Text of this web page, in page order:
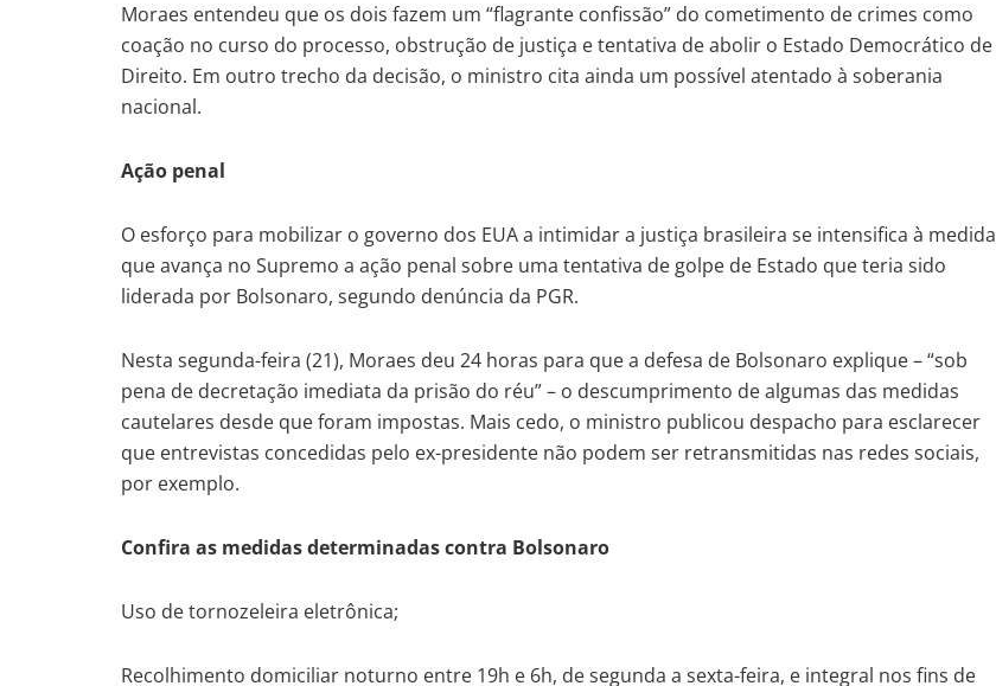
Moraes entendeu que os dois fazem um “flagrante confissão” do cometimento de crimes como
coação no curso do processo, obstrução de justiça e tentativa de abolir o Estado Democrático de
Direito. Em outro trecho da decisão, o ministro cita ainda um possível atentado à soberania
nacional.
Ação penal
O esforço para mobilizar o governo dos EUA a intimidar a justiça brasileira se intensifica à medida
que avança no Supremo a ação penal sobre uma tentativa de golpe de Estado que teria sido
liderada por Bolsonaro, segundo denúncia da PGR.
Nesta segunda-feira (21), Moraes deu 24 horas para que a defesa de Bolsonaro explique – “sob
pena de decretação imediata da prisão do réu” – o descumprimento de algumas das medidas
cautelares desde que foram impostas. Mais cedo, o ministro publicou despacho para esclarecer
que entrevistas concedidas pelo ex-presidente não podem ser retransmitidas nas redes sociais,
por exemplo.
Confira as medidas determinadas contra Bolsonaro
Uso de tornozeleira eletrônica;
Recolhimento domiciliar noturno entre 19h e 6h, de segunda a sexta-feira, e integral nos fins de